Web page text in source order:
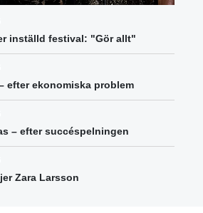
inställd festival: "Gör allt"
efter ekonomiska problem
– efter succéspelningen
Zara Larsson